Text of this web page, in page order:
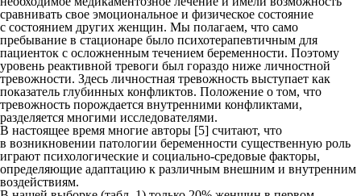
сравнивать свое эмоциональное и физическое состояние
с состоянием других женщин. Мы полагаем, что само
пребывание в стационаре было психотерапевтичным для
пациенток с осложненным течением беременности. Поэтому
уровень реактивной тревоги был гораздо ниже личностной
тревожности. Здесь личностная тревожность выступает как
показатель глубинных конфликтов. Положение о том, что
тревожность порождается внутренними конфликтами,
разделяется многими исследователями.
В настоящее время многие авторы [5] считают, что
в возникновении патологии беременности существенную роль
играют психологические и социально-средовые факторы,
определяющие адаптацию к различным внешним и внутренним
воздействиям.